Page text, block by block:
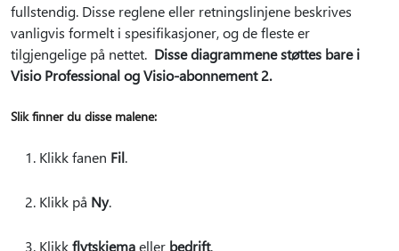
fullstendig. Disse reglene eller retningslinjene beskrives
vanligvis formelt i spesifikasjoner, og de fleste er
tilgjengelige på nettet. Disse diagrammene støttes bare i
Visio Professional og Visio-abonnement 2.
Slik finner du disse malene:
Klikk fanen Fil.
Klikk på Ny.
Klikkflytskjemaeller bedrift.